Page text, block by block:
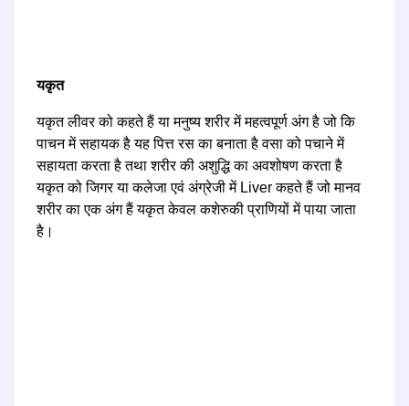
यकृत
यकृत लीवर को कहते हैं या मनुष्य शरीर में महत्वपूर्ण अंग है जो कि
पाचन में सहायक है यह पित्त रस का बनाता है वसा को पचाने में
सहायता करता है तथा शरीर की अशुद्धि का अवशोषण करता है
यकृत को जिगर या कलेजा एवं अंग्रेजी में Liver कहते हैं जो मानव
शरीर का एक अंग हैं यकृत केवल कशेरुकी प्राणियों में पाया जाता
है।